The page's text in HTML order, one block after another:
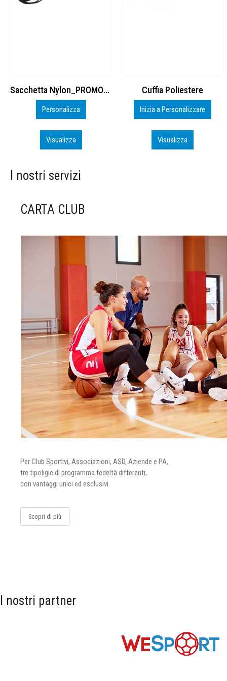
Cuffia Poliestere
Inizia a Personalizzare
Visualizza
BS600 – 5139960
Personalizza
Visualizza
I nostri servizi
CARTA CLUB
Per Club Sportivi, Associazioni, ASD, Aziende e PA,
tre tipoligie di programma fedeltà differenti,
con vantaggi unici ed esclusivi.
Scopri di più
I nostri partner